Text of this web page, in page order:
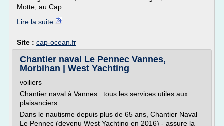
Motte, au Cap...
Lire la suite
Site : cap-ocean.fr
Chantier naval Le Pennec Vannes,
Morbihan | West Yachting
voiliers
Chantier naval à Vannes : tous les services utiles aux
plaisanciers
Dans le nautisme depuis plus de 65 ans, Chantier Naval
Le Pennec (devenu West Yachting en 2016) - assure la